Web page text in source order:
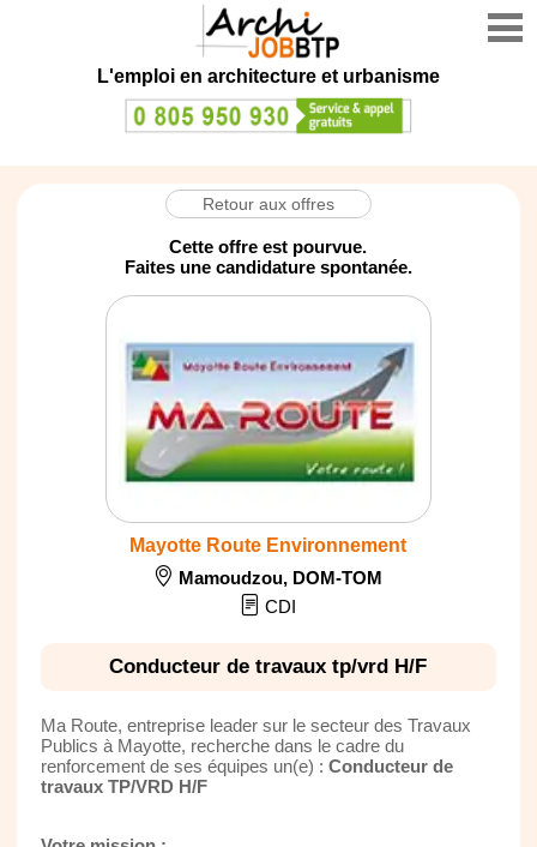
L'emploi en architecture et urbanisme
Retour aux offres
Cette offre est pourvue.
Faites une candidature spontanée.
Mayotte Route Environnement
Mamoudzou, DOM-TOM
CDI
Conducteur de travaux tp/vrd H/F
Ma Route, entreprise leader sur le secteur des Travaux
Publics à Mayotte, recherche dans le cadre du
renforcement de ses équipes un(e) : Conducteur de
travaux TP/VRD H/F